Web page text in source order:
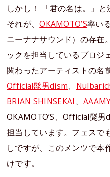
しかし！ 「君の名は。」と
それが、OKAMOTO’S率い
ニーナナサウンド）の存在
ックを担当しているプロジ
関わったアーティストの名
Official髭男dism、
BRIAN SHINSEKAI 、
OKAMOTO’S、Official髭
担当しています。フェスで
しですが、このメンツで本
けです。